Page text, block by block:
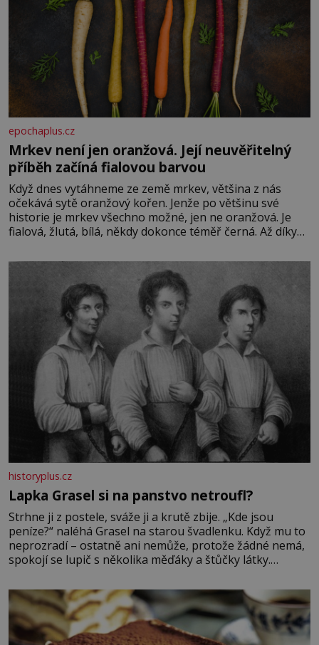
epochaplus.cz
Mrkev není jen oranžová. Její neuvěřitelný
příběh začíná fialovou barvou
Když dnes vytáhneme ze země mrkev, většina z nás
očekává sytě oranžový kořen. Jenže po většinu své
historie je mrkev všechno možné, jen ne oranžová. Je
fialová, žlutá, bílá, někdy dokonce téměř černá. Až díky
bez které si českou zahradu ani nedokážeme představit.
historyplus.cz
Lapka Grasel si na panstvo netroufl?
Strhne ji z postele, sváže ji a krutě zbije. „Kde jsou
peníze?“ naléhá Grasel na starou švadlenku. Když mu to
neprozradí – ostatně ani nemůže, protože žádné nemá,
spokojí se lupič s několika měďáky a štůčky látky.
krutý. Jeho činy budí hrůzu ještě dlouho po jeho smrti